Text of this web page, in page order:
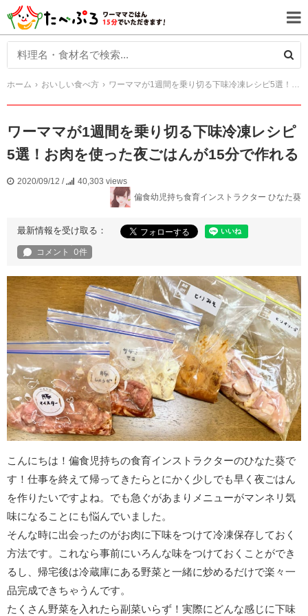
ホーム おいしい食べ方 ワーママが1週間を乗り切る下味冷凍レシピ5選！お肉を使った夜ごはんが15分で作れる
ワーママが1週間を乗り切る下味冷凍レシピ
5選！お肉を使った夜ごはんが15分で作れる
2020/09/12 /
40,303 views
偏食幼児持ち食育インストラクター ひなた葵
最新情報を受け取る：
こんにちは！偏食児持ちの食育インストラクターのひなた葵で
す！仕事を終えて帰ってきたらとにかく少しでも早く夜ごはん
を作りたいですよね。でも急ぐがあまりメニューがマンネリ気
味になることにも悩んでいました。
そんな時に出会ったのがお肉に下味をつけて冷凍保存しておく
方法です。これなら事前にいろんな味をつけておくことができ
るし、帰宅後は冷蔵庫にある野菜と一緒に炒めるだけで楽々一
品完成できちゃうんです。
たくさん野菜を入れたら副菜いらず！実際にどんな感じに下味